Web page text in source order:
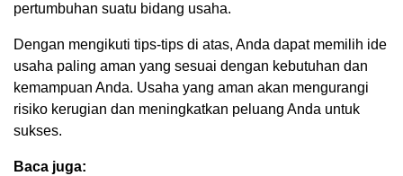
pertumbuhan suatu bidang usaha.
Dengan mengikuti tips-tips di atas, Anda dapat memilih ide
usaha paling aman yang sesuai dengan kebutuhan dan
kemampuan Anda. Usaha yang aman akan mengurangi
risiko kerugian dan meningkatkan peluang Anda untuk
sukses.
Baca juga: